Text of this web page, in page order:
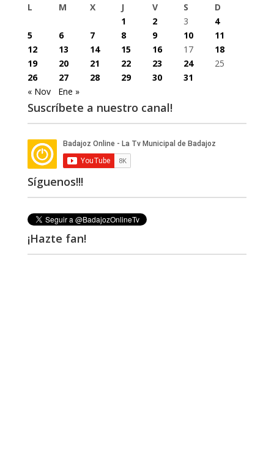
L
M X J V S
D
1
2 3
4
5
6 7 8 9 10
11
12
13 14 15 16 17
18
19
20 21 22 23 24
25
26
27 28 29 30
31
« Nov
Ene »
Suscríbete a nuestro canal!
Síguenos!!!
¡Hazte fan!